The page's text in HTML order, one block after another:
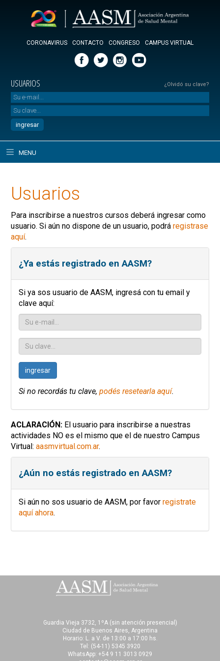
CORONAVIRUS CONTACTO CONGRESO CAMPUS VIRTUAL
USUARIOS ¿Olvidó su clave?
MENU
Usuarios
Para inscribirse a nuestros cursos deberá ingresar como
usuario. Si aún no dispone de un usuario, podráregistrase
aquí.
¿Ya estás registrado en AASM?
Si ya sos usuario de AASM, ingresá con tu email y
clave aquí:
ingresar
Si no recordás tu clave,podés resetearla aquí.
ACLARACIÓN: El usuario para inscribirse a nuestras
actividades NO es el mismo que el de nuestro Campus
Virtual:aasmvirtual.com.ar.
¿Aún no estás registrado en AASM?
Si aún no sos usuario de AASM, por favorregistrate
aquí ahora.
Guardia Vieja 3732, 1ºA (sin atención presencial)
Ciudad de Buenos Aires, Argentina
Horario: L. a V. de 13:00 a 17:00 hs.
Tel: (54-11) 5345 3920
WhatsApp: +54 9 11 3013 0929